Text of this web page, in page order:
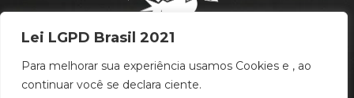
Lei LGPD Brasil 2021
Para melhorar sua experiência usamos Cookies e , ao
continuar você se declara ciente.